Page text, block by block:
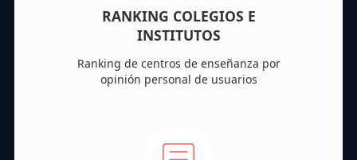
RANKING COLEGIOS E
INSTITUTOS
Ranking de centros de enseñanza por
opinión personal de usuarios